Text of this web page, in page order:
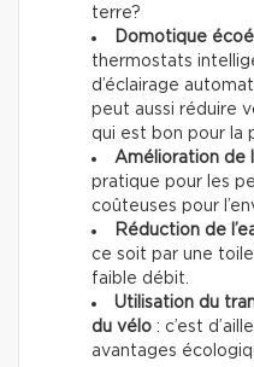
terre?
Domotique
thermostats
d’éclairage
peut aussi réduire
qui est bon pour la
Amélioration de
pratique pour les
coûteuses pour
Réduction de
ce soit par une
faible débit.
Utilisation du
du vélo : c’est
avantages